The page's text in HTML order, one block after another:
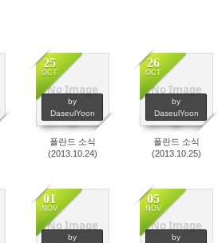
No Image
25
OCT
by
DaseulYoon
2299
폴란드 소식
(2013.10.24)
No Image
26
OCT
by
DaseulYoon
2306
폴란드 소식
(2013.10.25)
No Image
01
NOV
by
2622 No Image
05
NOV
by
2696